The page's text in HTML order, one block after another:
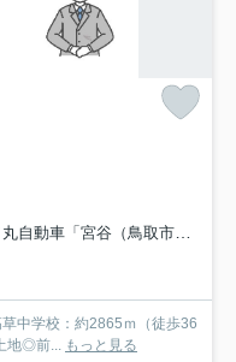
動車「宮谷（鳥取市）」バス停下車 徒歩7分
中学校：約2865ｍ（徒歩36
地◎前... もっと見る